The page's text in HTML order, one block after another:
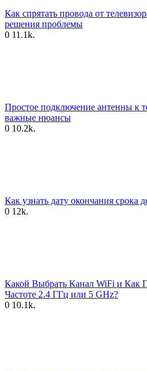
Как спрятать провода от
решения проблемы
0 11.1k.
Простое подключение антенны к
важные нюансы
0 10.2k.
Как узнать дату окончания срока
0 12k.
Какой Выбрать Канал WiFi и Как
Частоте 2.4 ГГц или 5 GHz?
0 10.1k.